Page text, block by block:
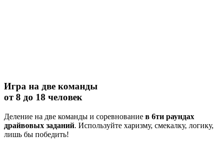
Игра на две команды
от 8 до 18 человек
Деление на две команды и соревнование в 6ти раундах
драйвовых заданий. Используйте харизму, смекалку, логику,
лишь бы победить!